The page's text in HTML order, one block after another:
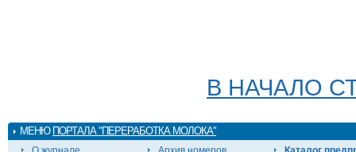
В НАЧАЛО
МЕНЮ ПОРТАЛА "ПЕРЕРАБОТКА МОЛОКА"